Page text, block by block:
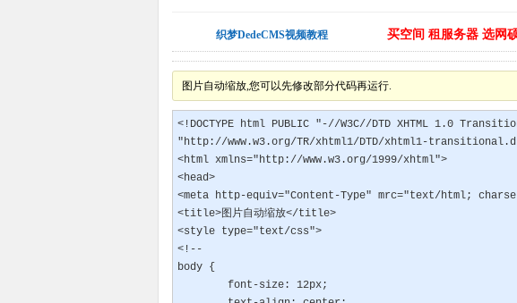
织梦DedeCMS视频教程 买空间 租服务器 选网
图片自动缩放,您可以先修改部分代码再运行.